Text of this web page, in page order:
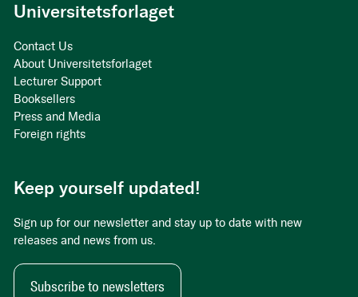
Universitetsforlaget
Contact Us
About Universitetsforlaget
Lecturer Support
Booksellers
Press and Media
Foreign rights
Keep yourself updated!
Sign up for our newsletter and stay up to date with new
releases and news from us.
Subscribe to newsletters